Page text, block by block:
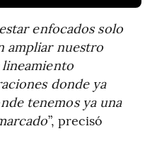
enfocados solo
ampliar nuestro
lineamiento
donde ya
tenemos ya una
”, precisó